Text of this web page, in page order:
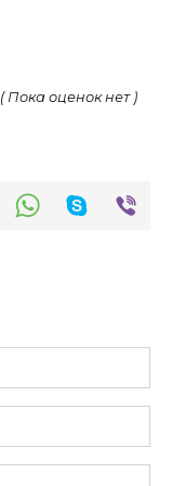
( Пока оценок нет )